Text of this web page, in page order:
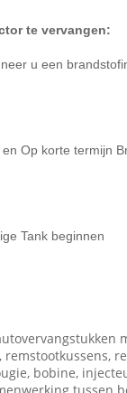
te vervangen:
u een
Op korte termijn
Tank beginnen
bobine,